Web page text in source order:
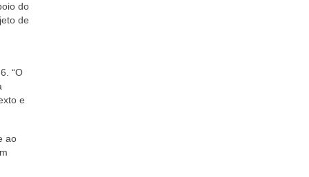
do
de
“O
e
ao